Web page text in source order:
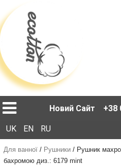
Новий Сайт +38
UK EN RU
Для ванної/ Рушники / Рушник
бахромою диз.: 6179 mint